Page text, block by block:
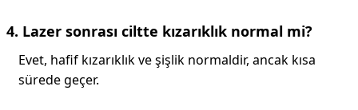
4. Lazer sonrası ciltte kızarıklık normal mi?
Evet, hafif kızarıklık ve şişlik normaldir, ancak kısa
sürede geçer.